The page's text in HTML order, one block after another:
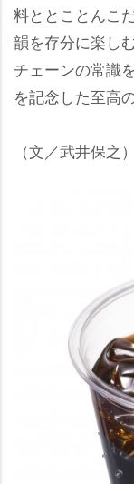
料ととことんこ
韻を存分に楽し
チェーンの常識
を記念した至高
（文／武井保之）